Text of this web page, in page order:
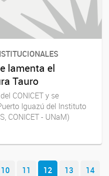
lamenta el
Tauro
CONICET y se
Iguazú del Instituto
CONICET - UNaM)
10 11 12 13
14